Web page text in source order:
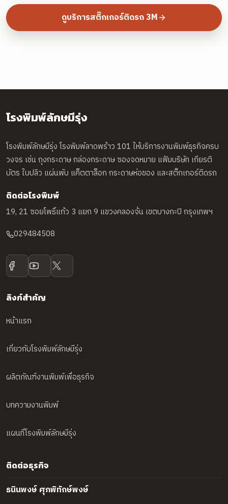
ดูบริการสติ๊กเกอร์ติดรถ 3M
โรงพิมพ์ลักษมีรุ่ง
โรงพิมพ์ลักษมีรุ่ง โรงพิมพ์ลาดพร้าว 101 ให้บริการงานพิมพ์ธุรกิจครบ
วงจร เช่น ถุงกระดาษ กล่องกระดาษ ซองจดหมาย แฟ้มบริษัท เกียรติ
บัตร ใบปลิว แผ่นพับ แค็ตตาล็อก กระดาษห่อของ และสติ๊กเกอร์ติดรถ
ติดต่อโรงพิมพ์
19, 21 ซอยโพธิ์แก้ว 3 แยก 9 แขวงคลองจั่น เขตบางกะปิ กรุงเทพฯ
029484508
ลิงก์สำคัญ
หน้าแรก
เกี่ยวกับโรงพิมพ์ลักษมีรุ่ง
ผลิตภัณฑ์งานพิมพ์เพื่อธุรกิจ
บทความงานพิมพ์
แผนที่โรงพิมพ์ลักษมีรุ่ง
ติดต่อธุรกิจ
ธนินพงษ์ ศุภพิทักษ์พงษ์